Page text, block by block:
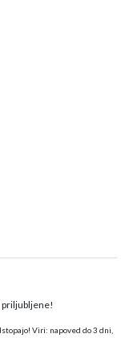
Viri: napoved do 3 dni,